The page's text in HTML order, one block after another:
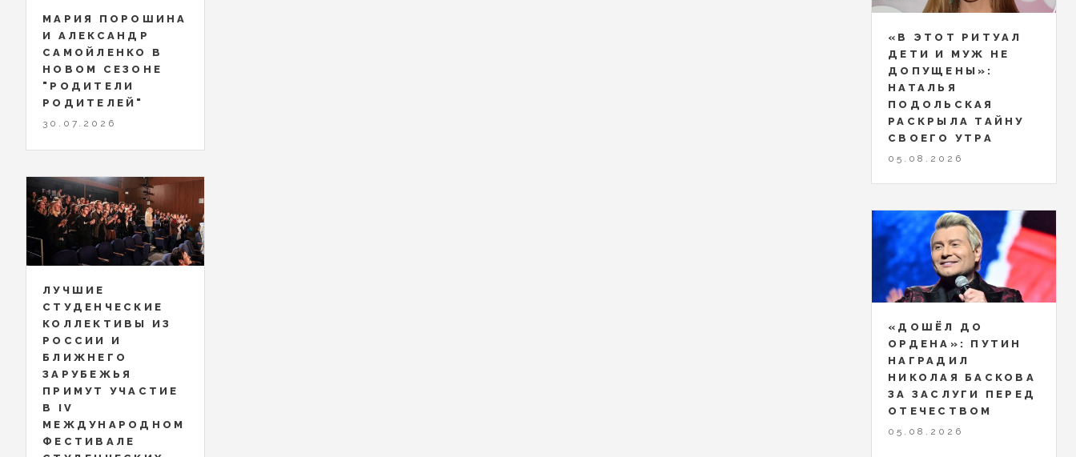
МАРИЯ ПОРОШИНА
И АЛЕКСАНДР
САМОЙЛЕНКО В
НОВОМ СЕЗОНЕ
"РОДИТЕЛИ
РОДИТЕЛЕЙ"
30.07.2026
ЛУЧШИЕ
СТУДЕНЧЕСКИЕ
КОЛЛЕКТИВЫ ИЗ
РОССИИ И
БЛИЖНЕГО
ЗАРУБЕЖЬЯ
ПРИМУТ УЧАСТИЕ
В IV
МЕЖДУНАРОДНОМ
ФЕСТИВАЛЕ
«В ЭТОТ РИТУАЛ
ДЕТИ И МУЖ НЕ
ДОПУЩЕНЫ»:
НАТАЛЬЯ
ПОДОЛЬСКАЯ
РАСКРЫЛА ТАЙНУ
СВОЕГО УТРА
05.08.2026
«ДОШЁЛ ДО
ОРДЕНА»: ПУТИН
НАГРАДИЛ
НИКОЛАЯ БАСКОВА
ЗА ЗАСЛУГИ ПЕРЕД
ОТЕЧЕСТВОМ
05.08.2026